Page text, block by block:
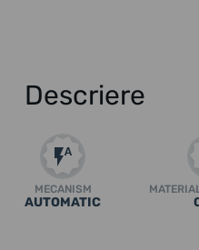
Descriere
MECANISM
AUTOMATIC